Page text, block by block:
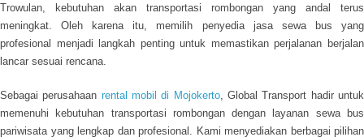
Trowulan, kebutuhan akan transportasi rombongan yang andal terus
meningkat. Oleh karena itu, memilih penyedia jasa sewa bus yang
profesional menjadi langkah penting untuk memastikan perjalanan berjalan
lancar sesuai rencana.
Sebagai perusahaan rental mobil di Mojokerto, Global Transport hadir untuk
memenuhi kebutuhan transportasi rombongan dengan layanan sewa bus
pariwisata yang lengkap dan profesional. Kami menyediakan berbagai pilihan